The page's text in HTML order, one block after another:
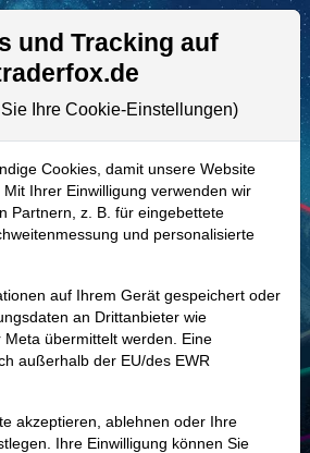
Aktien- und Artikelsuche
–Gorman-Rupp
2,26 Mrd. USD
682,39 Mio. USD
und Tracking auf
Ihre Cookie-Einstellungen)
Cookies, damit unsere Website
Ihrer Einwilligung verwenden wir
Partnern, z. B. für eingebettete
und personalisierte
auf Ihrem Gerät gespeichert oder
an Drittanbieter wie
Meta übermittelt werden. Eine
außerhalb der EU/des EWR
akzeptieren, ablehnen oder Ihre
Ihre Einwilligung können Sie